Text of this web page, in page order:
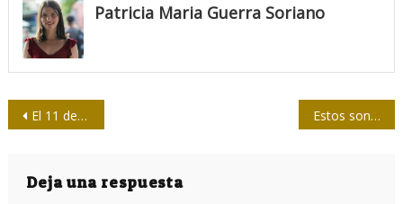
Patricia Maria Guerra Soriano
Navegación
entradas
El 11 de julio y el aurea mediocritas Estos son los atletas más completos de Tokio 2020
Deja una respuesta